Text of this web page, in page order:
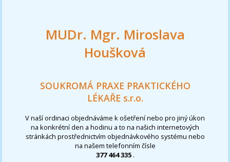
MUDr. Mgr. Miroslava
Houšková
SOUKROMÁ PRAXE PRAKTICKÉHO
LÉKAŘE s.r.o.
V naší ordinaci objednáváme k ošetření nebo pro jiný úkon
na konkrétní den a hodinu a to na našich internetových
stránkách prostřednictvím objednávkového systému nebo
na našem telefonním čísle
377 464 335 .